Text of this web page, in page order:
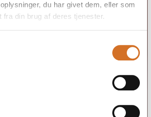
du har givet dem, eller som
fra din brug af deres tjenester.